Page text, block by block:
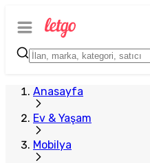
Anasayfa
Ev & Yaşam
Mobilya